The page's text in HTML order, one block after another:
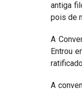
Encontre um
Acessibilidade
antiga
pois de
A
Entrou
A